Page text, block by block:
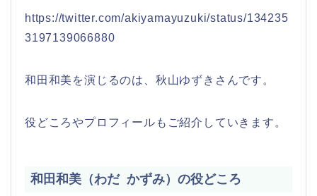
https://twitter.com/akiyamayuzuki/status/134235
3197139066880
和田和美を演じるのは、秋山ゆずきさんです。
役どころやプロフィールもご紹介していきます。
和田和美（わだ かずみ）の役どころ